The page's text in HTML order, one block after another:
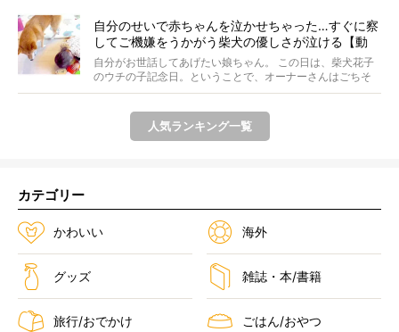
自分のせいで赤ちゃんを泣かせちゃった…すぐに察
してご機嫌をうかがう柴犬の優しさが泣ける【動
画】
自分がお世話してあげたい娘ちゃん。 この日は、柴犬花子
のウチの子記念日。ということで、オーナーさんはごちそ
うを...
人気ランキング一覧
カテゴリー
かわいい 海外
グッズ 雑誌・本/書籍
旅行/おでかけ ごはん/おやつ